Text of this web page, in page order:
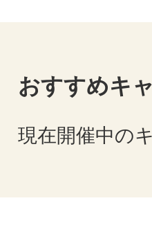
おすすめキ
現在開催中の